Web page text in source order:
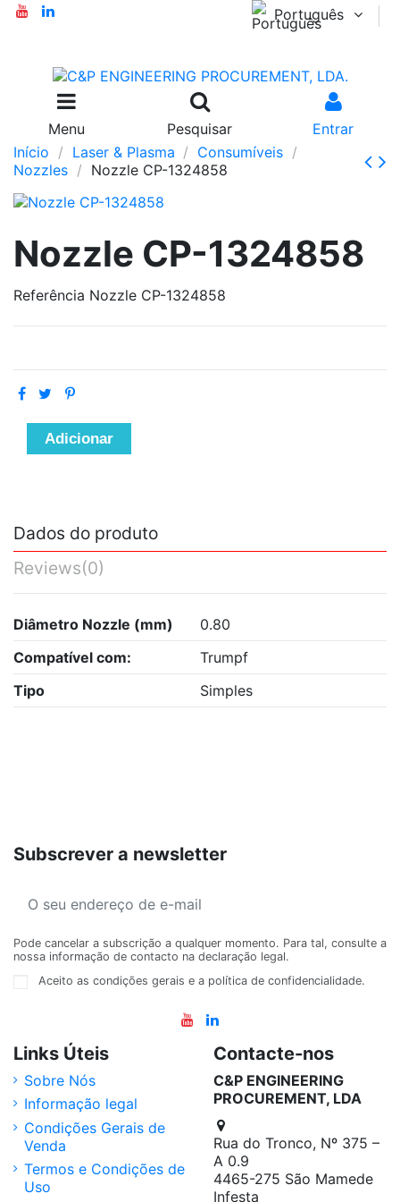
Português
Menu Pesquisar
Entrar
Início
Laser & Plasma
Consumíveis
Nozzles
Nozzle CP-1324858
Nozzle CP-1324858
Referência Nozzle CP-1324858
Adicionar
Dados do produto
Reviews(0)
Diâmetro Nozzle (mm)
0.80
Compatível com:
Trumpf
Tipo
Simples
Subscrever a newsletter
Pode cancelar a subscrição a qualquer momento. Para tal, consulte a
nossa informação de contacto na declaração legal.
Aceito as condições gerais e a política de confidencialidade.
Links Úteis
Sobre Nós
Informação legal
Condições Gerais de
Venda
Termos e Condições de
Uso
Contacte-nos
C&P ENGINEERING
PROCUREMENT, LDA
Rua do Tronco, Nº 375 –
A 0.9
4465-275 São Mamede
Infesta